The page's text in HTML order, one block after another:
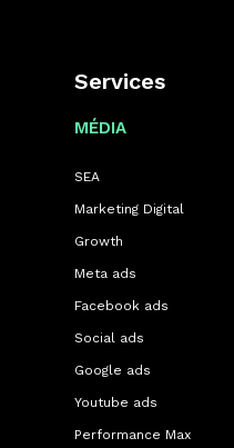
Services
MÉDIA
SEA
Marketing Digital
Growth
Meta ads
Facebook ads
Social ads
Google ads
Youtube ads
Performance Max